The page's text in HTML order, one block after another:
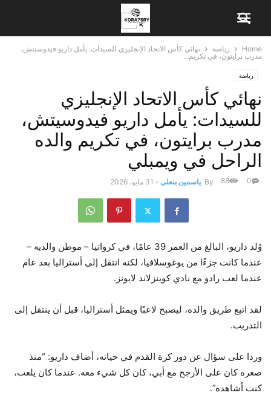
Home رياضة
نهائي كأس الاتحاد الإنجليزي للسيدات: يأمل داريو فيدوسيتش،
مدرب برايتون، في تكريم...
رياضة
نهائي كأس الاتحاد الإنجليزي
للسيدات: يأمل داريو فيدوسيتش،
مدرب برايتون، في تكريم والده
الراحل في ويمبلي
By ياسمين بنعلي - 31 مايو، 2026 0
88
وُلد داريو، البالغ من العمر 39 عامًا، في كرواتيا – موطن والديه –
عندما كانت جزءًا من يوغوسلافيا، لكنه انتقل إلى أستراليا بعد عام
عندما لعب رادو مع نادي كوينزلاند لايونز.
لقد اتبع طريق والده، ليصبح لاعبًا ويمثل أستراليا، قبل أن ينتقل إلى
التدريب.
وردا على سؤال عن دور كرة القدم في حياته، أضاف داريو: “منذ
صغره كان على الأرجح مع أبي، كان كل شيء معه. عندما كان يلعب،
كنت أشاهده”.